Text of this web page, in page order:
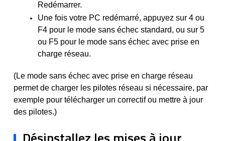
Redémarrer.
Une fois votre PC redémarré, appuyez sur 4 ou
F4 pour le mode sans échec standard, ou sur 5
ou F5 pour le mode sans échec avec prise en
charge réseau.
(Le mode sans échec avec prise en charge réseau
permet de charger les pilotes réseau si nécessaire, par
exemple pour télécharger un correctif ou mettre à jour
des pilotes.)